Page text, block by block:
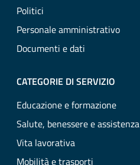
Politici
Personale amministrativo
Documenti e dati
CATEGORIE DI SERVIZIO
Educazione e formazione
Salute, benessere e assistenza
Vita lavorativa
Mobilità e trasporti